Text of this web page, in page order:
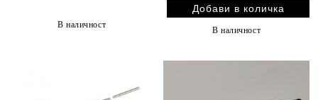
В наличност
В наличност